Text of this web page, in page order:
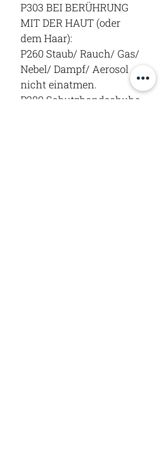
P303 BEI BERÜHRUNG
MIT DER HAUT (oder
dem Haar):
P260 Staub/ Rauch/ Gas/
Nebel/ Dampf/ Aerosol
nicht einatmen.
P280 Schutzhandschuhe,